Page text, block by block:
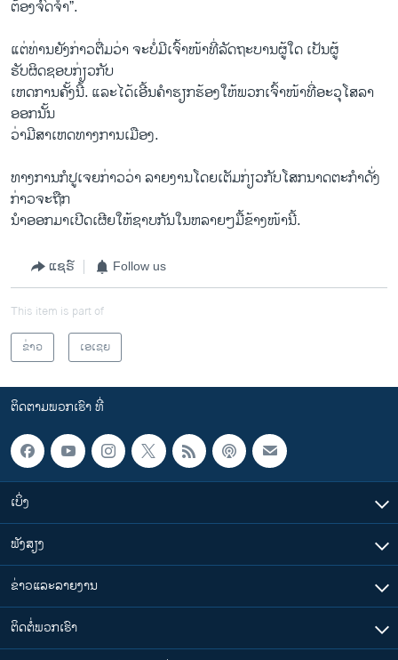
ຕ້ອງ​ຈົດ​ຈໍາ”.
ແຕ່​ທ່ານ​ຍັງ​ກ່າວ​ຕື່ມ​ວ່າ ຈະບໍ່​ມີ​ເຈົ້າ​ໜ້າ​ທີ່​ລັດຖະບານ​ຜູ້​ໃດ ​ເປັນ​ຜູ້​
ຮັບຜິດຊອບ​ກ່ຽວ​ກັບ
ເຫດການ​ຄັ້ງນີ້. ​ແລະ​ໄດ້​ເອີ້ນ​ຄໍາຮຽກຮ້ອງ​ໃຫ້ພວກເຈົ້າ​ໜ້າ​ທີ່ອະ​ວຸ​ໂສລາ​
ອອກ​ນັ້ນ
ວ່າ​ມີ​ສາ​ເຫດ​ທາງການ​ເມືອງ.
ທາງ​ການກໍ​ປູ​ເຈຍ​ກ່າວ​ວ່າ ລາຍ​ງານ​ໂດຍ​ເຕັມ​ກ່ຽວ​ກັບໂສກ​ນາດຕະກໍາ​ດັ່ງ​
ກ່າວຈະ​ຖືກ
ນຳ​ອອກ​ມາເປີດ​ເຜີຍໃຫ້​ຊາບ​ກັນ​ໃນ​ຫລາຍໆ​ມື້​ຂ້າງໜ້າ​ນີ້.
ແຊຣ໌ Follow us
This item is part of
ຂ່າວ
ເອເຊຍ
ຕິດຕາມພວກເຮົາ ທີ່
ເບິ່ງ
ຟັງສຽງ
ຂ່າວແລະລາຍງານ
ຕິດຕໍ່ພວກເຮົາ